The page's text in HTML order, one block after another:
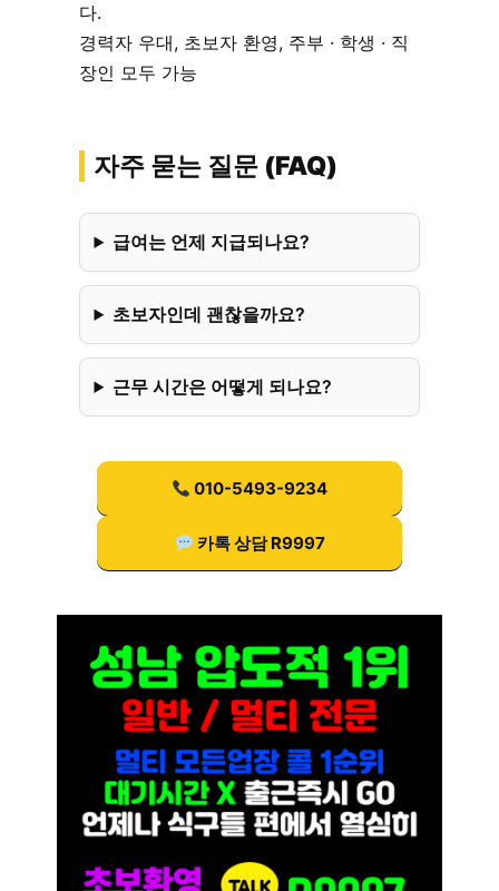
다.
경력자 우대, 초보자 환영, 주부 · 학생 · 직
장인 모두 가능
자주 묻는 질문 (FAQ)
급여는 언제 지급되나요?
초보자인데 괜찮을까요?
근무 시간은 어떻게 되나요?
010-5493-9234
카톡 상담 R9997